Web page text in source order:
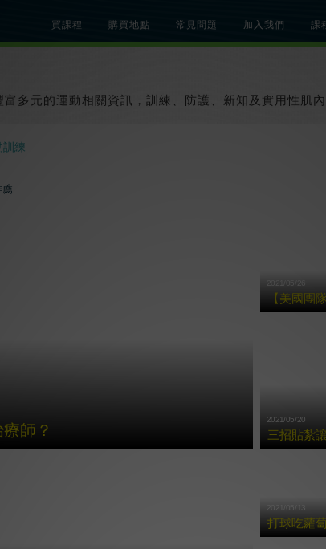
買課程 購買地點 常見問題 加入我們
課
富多元的運動相關資訊，訓練、防護、新知及實用性肌
訓練
師？
2021/05/20
三招貼紮
2021/05/13